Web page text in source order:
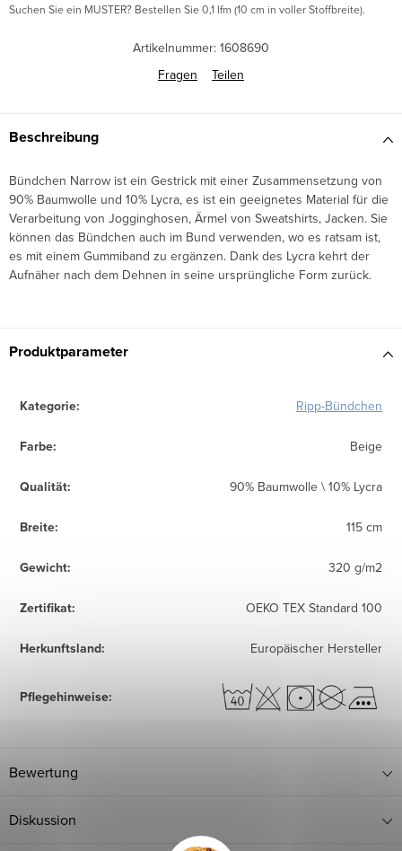
Suchen Sie ein MUSTER? Bestellen Sie 0,1 lfm (10 cm in voller Stoffbreite).
Artikelnummer: 1608690
Fragen
Teilen
Beschreibung
Bündchen Narrow ist ein Gestrick mit einer Zusammensetzung von
90% Baumwolle und 10% Lycra, es ist ein geeignetes Material für die
Verarbeitung von Jogginghosen, Ärmel von Sweatshirts, Jacken. Sie
können das Bündchen auch im Bund verwenden, wo es ratsam ist,
es mit einem Gummiband zu ergänzen. Dank des Lycra kehrt der
Aufnäher nach dem Dehnen in seine ursprüngliche Form zurück.
Produktparameter
Kategorie: Ripp-Bündchen
Farbe: Beige
Qualität: 90% Baumwolle \ 10% Lycra
Breite: 115 cm
Gewicht: 320 g/m2
Zertifikat: OEKO TEX Standard 100
Herkunftsland: Europäischer Hersteller
Pflegehinweise:
Bewertung
Diskussion